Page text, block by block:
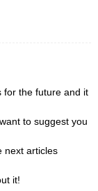
for the future and it
to suggest you
next articles
it!